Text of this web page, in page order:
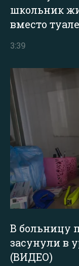
школьник
вместо
3:39
В больницу
засунули в
(ВИДЕО)